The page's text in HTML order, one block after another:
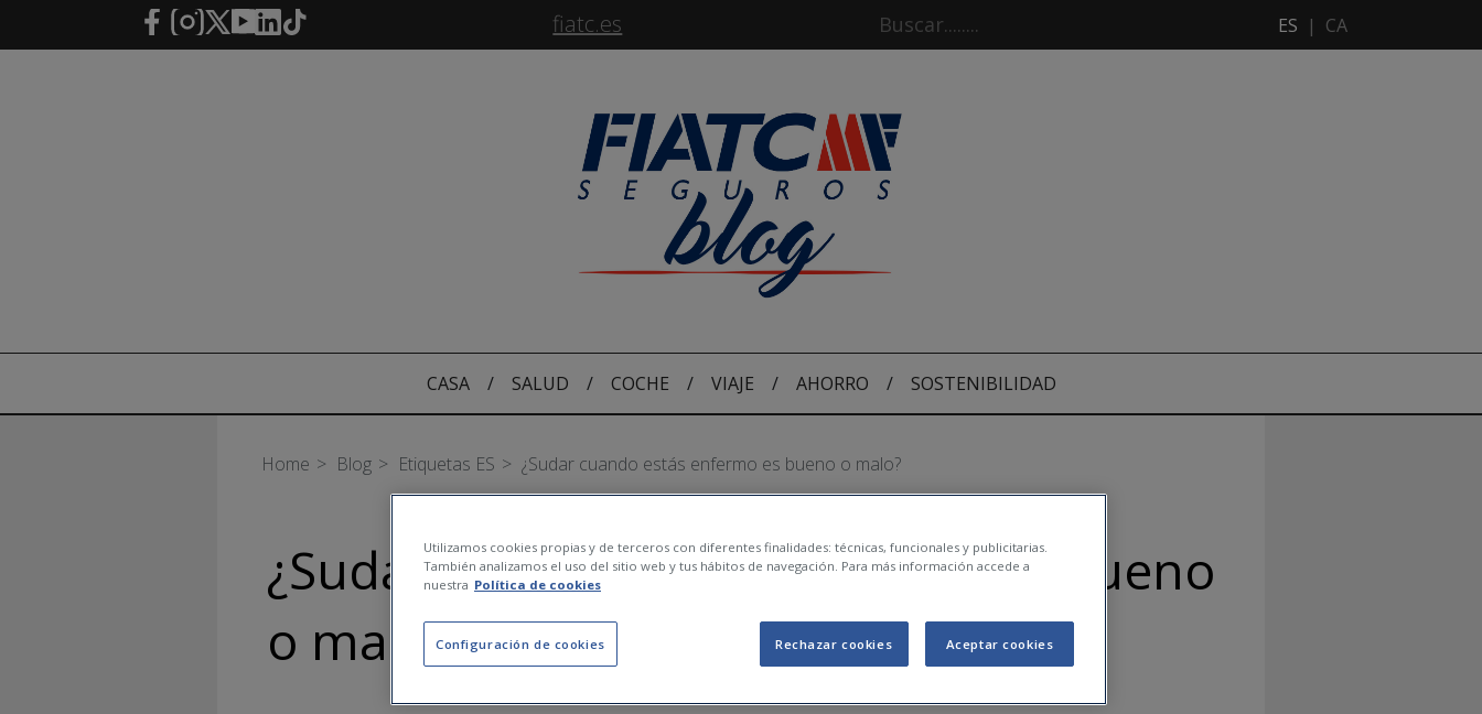
Saltar al contenido principal fiatc.es ES | CA
CASA / SALUD / COCHE / VIAJE / AHORRO / SOSTENIBILIDAD
Home Blog Etiquetas ES ¿Sudar cuando estás enfermo es bueno o malo?
¿Sudar cuando estás enfermo es bueno
o malo?
Utilizamos cookies propias y de terceros con diferentes finalidades: técnicas, funcionales y publicitarias.
También analizamos el uso del sitio web y tus hábitos de navegación. Para más información accede a
nuestra Política de cookies
Configuración de cookies Rechazar cookies Aceptar cookies